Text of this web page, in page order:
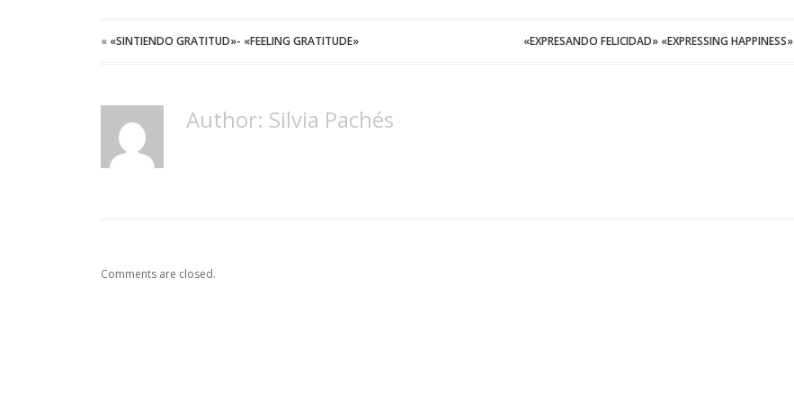
« «SINTIENDO GRATITUD»- «FEELING GRATITUDE» «EXPRESANDO FELICIDAD» «EXPRESSING HAPPINESS»
Author: Silvia Pachés
Comments are closed.